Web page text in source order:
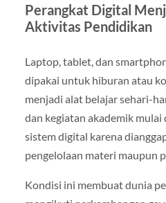
Perangkat Digital
Aktivitas Pendidikan
Laptop, tablet, dan
dipakai untuk hiburan atau
menjadi alat belajar sehari-
dan kegiatan akademik mulai
sistem digital karena
pengelolaan materi maupun
Kondisi ini membuat dunia